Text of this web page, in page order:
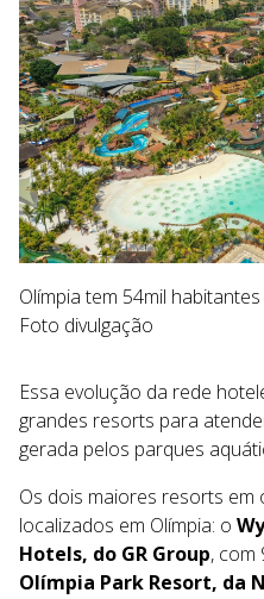
Olímpia tem 54mil
Foto divulgação
Essa evolução da rede
grandes resorts para
gerada pelos parques
Os dois maiores resorts
localizados em Olímpia: o
Hotels, do GR Group, com
Olímpia Park Resort, da